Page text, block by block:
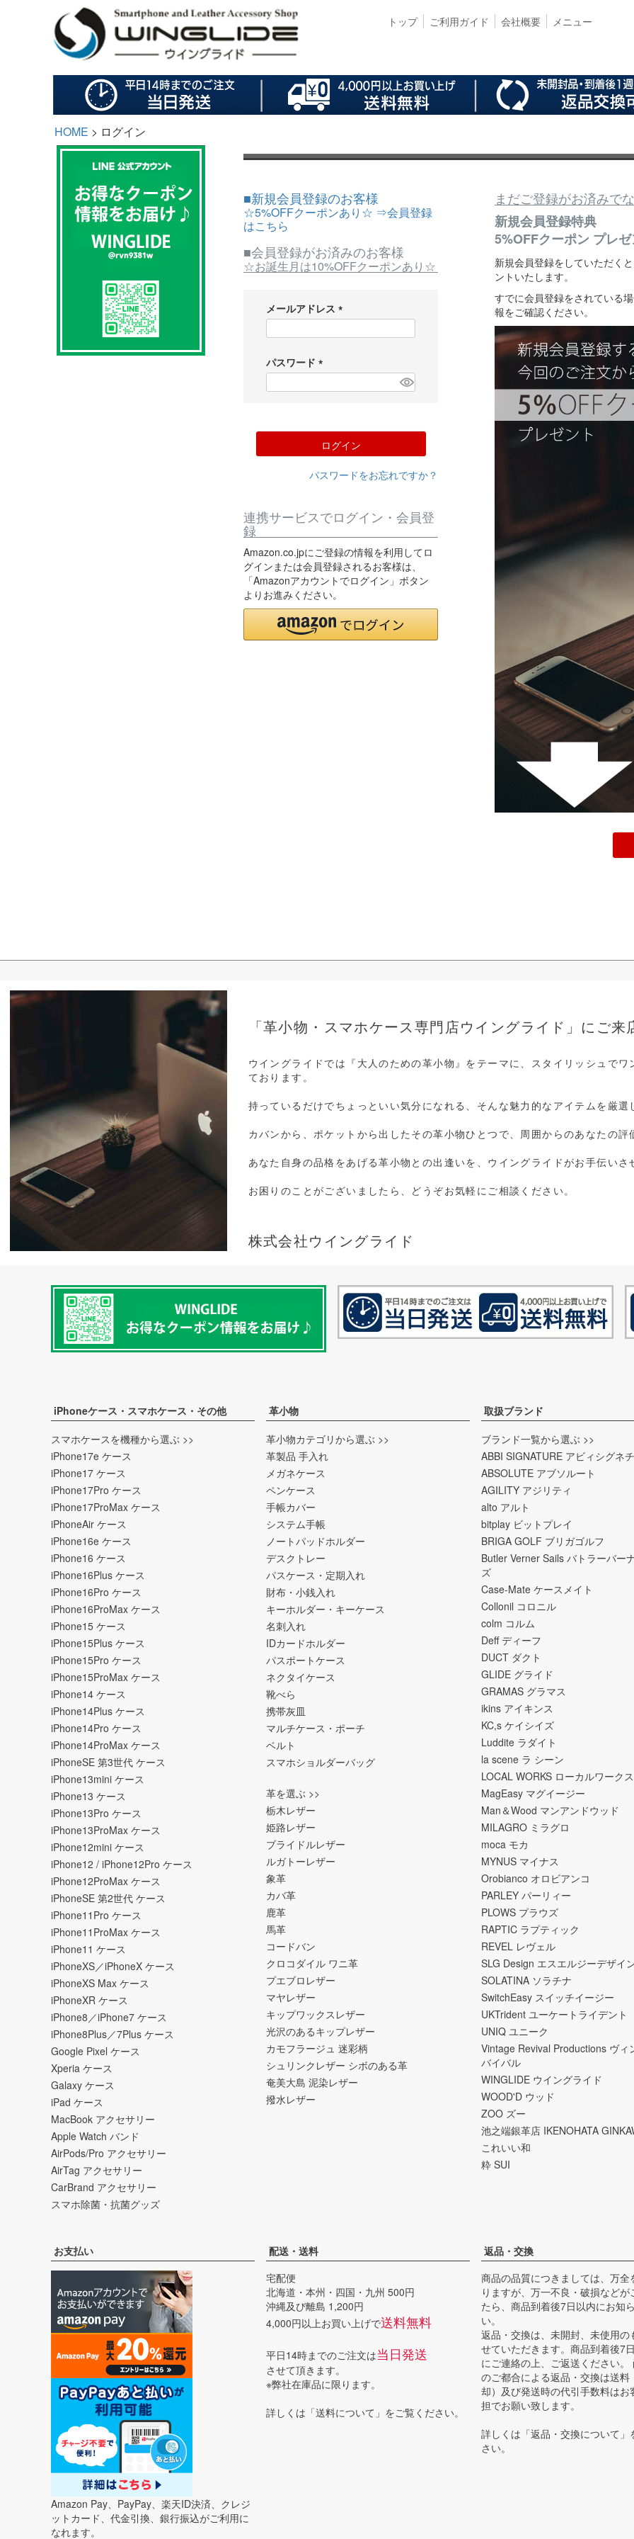
トップ ご利用ガイド 会社概要 メニュー
HOME ログイン
■新規会員登録のお客様
☆5%OFFクーポンあり☆ ⇒会員登録
はこちら
■会員登録がお済みのお客様
☆お誕生月は10%OFFクーポンあり☆
メールアドレス
必
パスワード
必
ログイン
パスワードをお忘れですか？
連携サービスでログイン・会員登
録
Amazon.co.jpにご登録の情報を利用してロ
グインまたは会員登録されるお客様は、
「Amazonアカウントでログイン」ボタン
よりお進みください。
まだご登録がお済みで
新規会員登録特典
5%OFFクーポン プレ
新規会員登録をしていただく
ントいたします。
すでに会員登録をされている
報をご確認ください。
「革小物・スマホケース専門店ウイングライド」にご
ウイングライドでは『大人のための革小物』をテーマに、スタイリッシュで
ております。
持っているだけでちょっといい気分になれる、そんな魅力的なアイテムを厳選
カバンから、ポケットから出したその革小物ひとつで、周囲からのあなたの評
あなた自身の品格をあげる革小物との出逢いを、ウイングライドがお手伝い
お困りのことがございましたら、どうぞお気軽にご相談ください。
株式会社ウイングライド
iPhoneケース・スマホケース・その他
スマホケースを機種から選ぶ >>
iPhone17e ケース
iPhone17 ケース
iPhone17Pro ケース
iPhone17ProMax ケース
iPhoneAir ケース
iPhone16e ケース
iPhone16 ケース
iPhone16Plus ケース
iPhone16Pro ケース
iPhone16ProMax ケース
iPhone15 ケース
iPhone15Plus ケース
iPhone15Pro ケース
iPhone15ProMax ケース
iPhone14 ケース
iPhone14Plus ケース
iPhone14Pro ケース
iPhone14ProMax ケース
iPhoneSE 第3世代 ケース
iPhone13mini ケース
iPhone13 ケース
iPhone13Pro ケース
iPhone13ProMax ケース
iPhone12mini ケース
iPhone12 / iPhone12Pro ケース
iPhone12ProMax ケース
iPhoneSE 第2世代 ケース
iPhone11Pro ケース
iPhone11ProMax ケース
iPhone11 ケース
iPhoneXS／iPhoneX ケース
iPhoneXS Max ケース
iPhoneXR ケース
iPhone8／iPhone7 ケース
iPhone8Plus／7Plus ケース
Google Pixel ケース
Xperia ケース
Galaxy ケース
iPad ケース
MacBook アクセサリー
Apple Watch バンド
AirPods/Pro アクセサリー
AirTag アクセサリー
CarBrand アクセサリー
スマホ除菌・抗菌グッズ
革小物
革小物カテゴリから選ぶ >>
革製品 手入れ
メガネケース
ペンケース
手帳カバー
システム手帳
ノートパッドホルダー
デスクトレー
パスケース・定期入れ
財布・小銭入れ
キーホルダー・キーケース
名刺入れ
IDカードホルダー
パスポートケース
ネクタイケース
靴べら
携帯灰皿
マルチケース・ポーチ
ベルト
スマホショルダーバッグ
革を選ぶ >>
栃木レザー
姫路レザー
ブライドルレザー
ルガトーレザー
象革
カバ革
鹿革
馬革
コードバン
クロコダイル ワニ革
プエブロレザー
マヤレザー
キップワックスレザー
光沢のあるキップレザー
カモフラージュ 迷彩柄
シュリンクレザー シボのある革
奄美大島 泥染レザー
撥水レザー
取扱ブランド
ブランド一覧から選ぶ >>
ABBI SIGNATURE アビィシグネ
ABSOLUTE アブソルート
AGILITY アジリティ
alto アルト
bitplay ビットプレイ
BRIGA GOLF ブリガゴルフ
Butler Verner Sails バトラーバー
ズ
Case-Mate ケースメイト
Collonil コロニル
colm コルム
Deff ディーフ
DUCT ダクト
GLIDE グライド
GRAMAS グラマス
ikins アイキンス
KC,s ケイシイズ
Luddite ラダイト
la scene ラ シーン
LOCAL WORKS ローカルワークス
MagEasy マグイージー
Man＆Wood マンアンドウッド
MILAGRO ミラグロ
moca モカ
MYNUS マイナス
Orobianco オロビアンコ
PARLEY パーリィー
PLOWS プラウズ
RAPTIC ラプティック
REVEL レヴェル
SLG Design エスエルジーデザイ
SOLATINA ソラチナ
SwitchEasy スイッチイージー
UKTrident ユーケートライデント
UNIQ ユニーク
Vintage Revival Productions ヴィ
バイバル
WINGLIDE ウイングライド
WOOD'D ウッド
ZOO ズー
池之端銀革店 IKENOHATA
これいい和
粋 SUI
お支払い
Amazon Pay、PayPay、楽天ID決済、クレジ
ットカード、代金引換、銀行振込がご利用に
なれます。
配送・送料
宅配便
北海道・本州・四国・九州 500円
沖縄及び離島 1,200円
4,000円以上お買い上げで送料無料
平日14時までのご注文は当日発送
させて頂きます。
※弊社在庫品に限ります。
詳しくは「送料について 」をご覧ください。
返品・交換
商品の品質につきましては、万全
りますが、万一不良・破損などが
たら、商品到着後7日以内にお知
い。
返品・交換は、未開封、未使用の
せていただきます。商品到着後7
にご連絡の上、ご返送ください。
のご都合による返品・交換は送料
却）及び発送時の代引手数料はお
担でお願い致します。
詳しくは「返品・交換について
さい。